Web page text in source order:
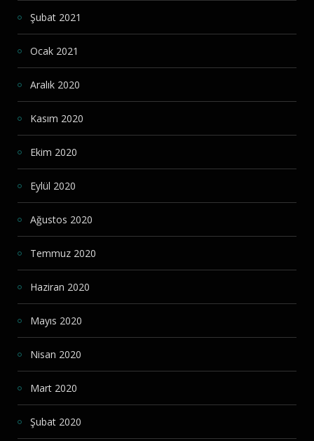
Şubat 2021
Ocak 2021
Aralık 2020
Kasım 2020
Ekim 2020
Eylül 2020
Ağustos 2020
Temmuz 2020
Haziran 2020
Mayıs 2020
Nisan 2020
Mart 2020
Şubat 2020